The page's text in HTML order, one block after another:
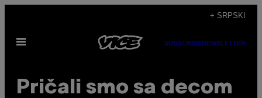
садржај
+ SRPSKI
Otvori
SUBSCRIBENEWSLETTER
Pričali smo sa decom